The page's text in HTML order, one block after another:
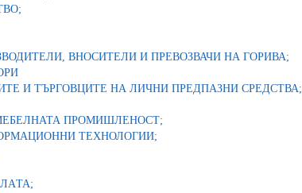
ВНОСИТЕЛИ И ПРЕВОЗВАЧИ НА ГОРИВА;
И ТЪРГОВЦИТЕ НА ЛИЧНИ ПРЕДПАЗНИ СРЕДСТВА;
ПРОМИШЛЕНОСТ;
ТЕХНОЛОГИИ;